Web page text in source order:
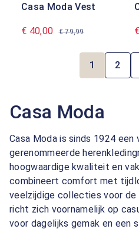
Casa Moda Vest
€ 40,00 € 79,99
Pagina
1 2
Casa Moda
Casa Moda is sinds 1924 een
gerenommeerde
hoogwaardige kwaliteit en
combineert comfort met
veelzijdige collecties voor de
richt zich voornamelijk op
voor dagelijks gemak en een